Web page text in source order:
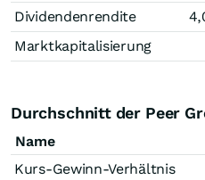
Dividendenrendite
Marktkapitalisierung
Durchschnitt der Peer
Name
Kurs-Gewinn-Verhältnis